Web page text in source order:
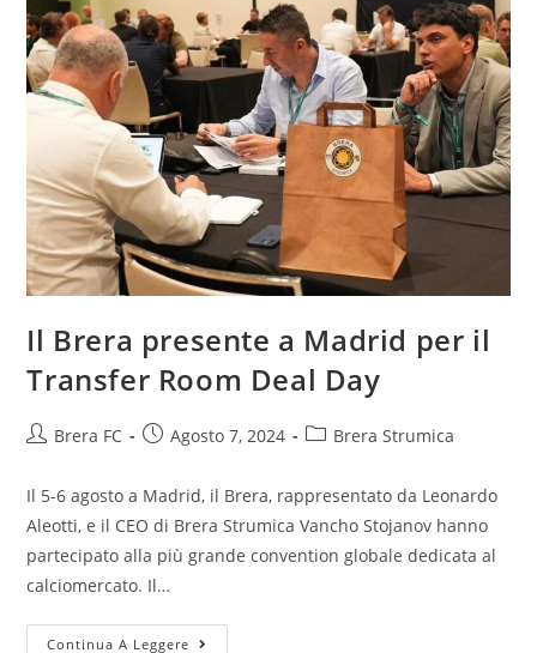
Il Brera presente a Madrid per il
Transfer Room Deal Day
Brera FC Agosto 7, 2024 Brera Strumica
Il 5-6 agosto a Madrid, il Brera, rappresentato da Leonardo
Aleotti, e il CEO di Brera Strumica Vancho Stojanov hanno
partecipato alla più grande convention globale dedicata al
calciomercato. Il…
Continua A Leggere